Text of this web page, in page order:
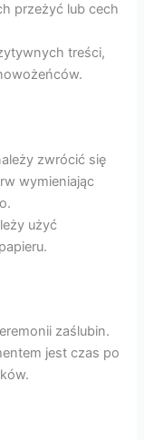
przeżyć lub cech
treści,
zwrócić się
wymieniając
użyć
zaślubin.
jest czas po